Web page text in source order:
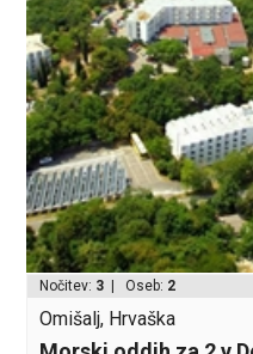
Nočitev: 3 | Oseb: 2
Omišalj, Hrvaška